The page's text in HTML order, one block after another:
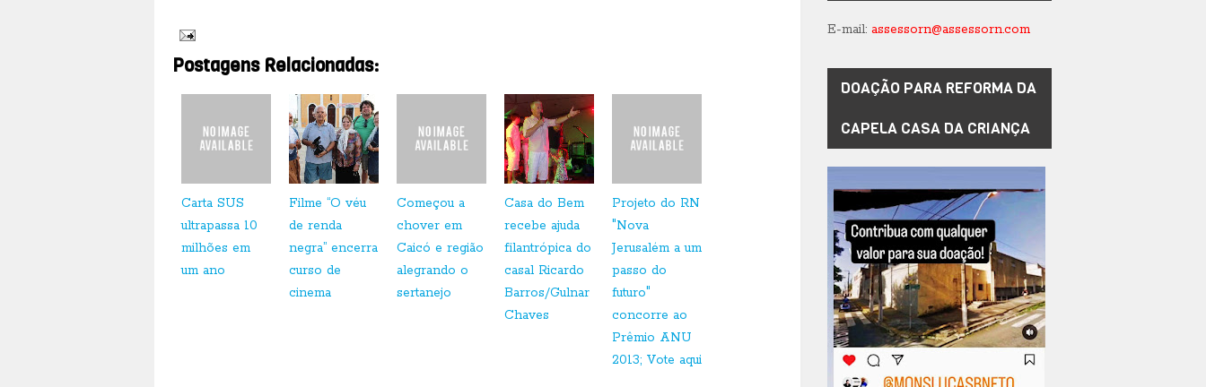
Postagens Relacionadas:
Carta SUS
ultrapassa 10
milhões em
um ano
Filme “O véu
de renda
negra” encerra
curso de
cinema
Começou a
chover em
Caicó e região
alegrando o
sertanejo
Casa do Bem
recebe ajuda
filantrópica do
casal Ricardo
Barros/Gulnar
Chaves
Projeto do RN
"Nova
Jerusalém a um
passo do
futuro"
concorre ao
Prêmio ANU
2013; Vote aqui
E-mail: assessorn@assessorn.com
DOAÇÃO PARA REFORMA DA
CAPELA CASA DA CRIANÇA